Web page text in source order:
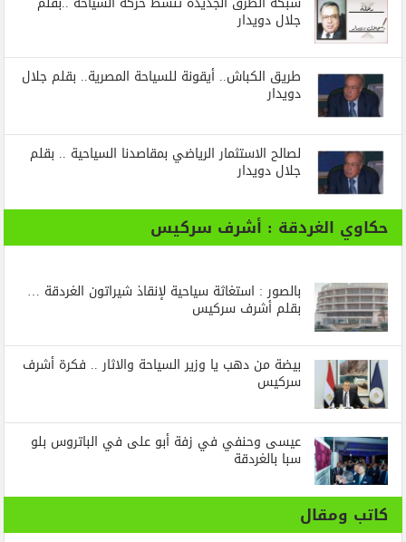
جلال دويدار
طريق الكباش.. أيقونة للسياحة المصرية.. بقلم جلال
دويدار
لصالح الاستثمار الرياضي بمقاصدنا السياحية .. بقلم
جلال دويدار
حكاوي الغردقة : أشرف سركيس
بالصور : استغاثة سياحية لإنقاذ شيراتون الغردقة …
بقلم أشرف سركيس
بيضة من دهب يا وزير السياحة والاثار .. فكرة أشرف
سركيس
عيسى وحنفي في زفة أبو على في الباتروس بلو
سبا بالغردقة
كاتب ومقال